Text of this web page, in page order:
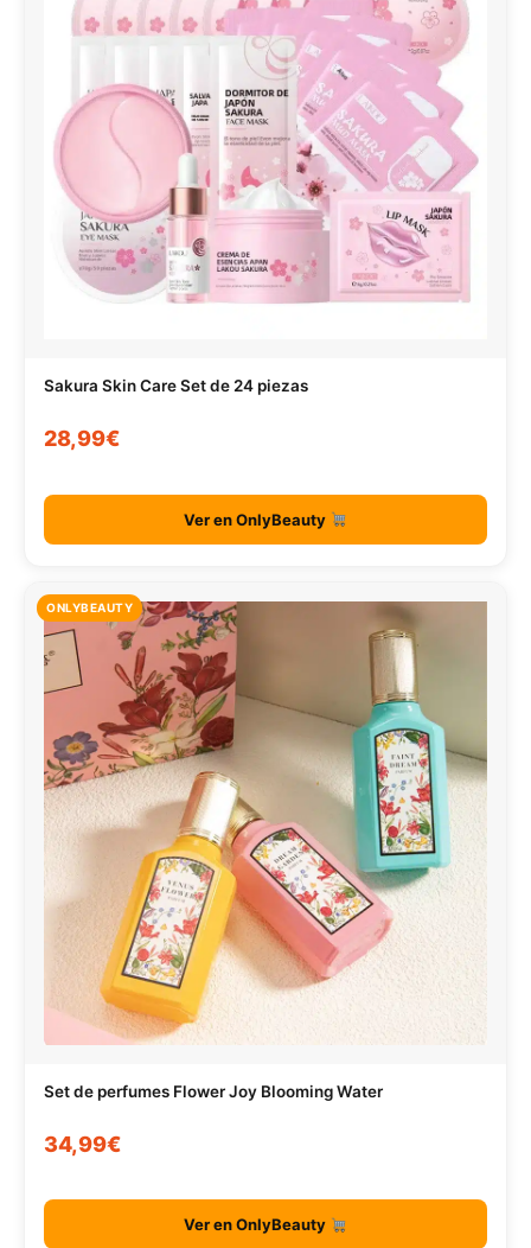
Sakura Skin Care Set de 24 piezas
28,99€
Ver en OnlyBeauty
ONLYBEAUTY
Set de perfumes Flower Joy Blooming Water
34,99€
Ver en OnlyBeauty